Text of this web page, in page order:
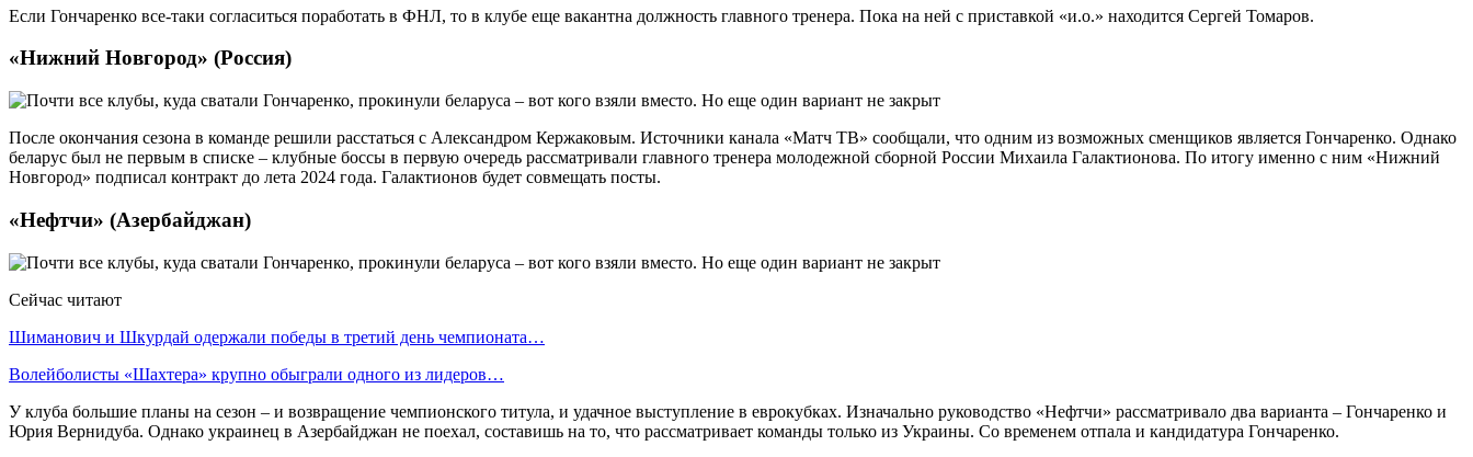
Если Гончаренко все-таки согласиться поработать в ФНЛ, то в клубе еще вакантна должность главного тренера. Пока на ней с приставкой «и.о.» находится Сергей Томаров.
«Нижний Новгород» (Россия)
После окончания сезона в команде решили расстаться с Александром Кержаковым. Источники канала «Матч ТВ» сообщали, что одним из возможных сменщиков является Гончаренко. Однако
беларус был не первым в списке – клубные боссы в первую очередь рассматривали главного тренера молодежной сборной России Михаила Галактионова. По итогу именно с ним «Нижний
Новгород» подписал контракт до лета 2024 года. Галактионов будет совмещать посты.
«Нефтчи» (Азербайджан)
Сейчас читают
Шиманович и Шкурдай одержали победы в третий день чемпионата…
Волейболисты «Шахтера» крупно обыграли одного из лидеров…
У клуба большие планы на сезон – и возвращение чемпионского титула, и удачное выступление в еврокубках. Изначально руководство «Нефтчи» рассматривало два варианта – Гончаренко и
Юрия Вернидуба. Однако украинец в Азербайджан не поехал, составишь на то, что рассматривает команды только из Украины. Со временем отпала и кандидатура Гончаренко.